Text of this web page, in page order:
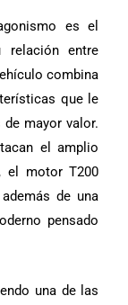
es el
relación entre
combina
que le
mayor valor.
el amplio
el motor T200
de una
pensado
una de las